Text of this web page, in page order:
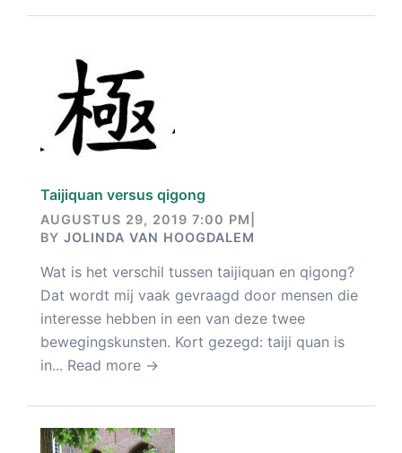
Taijiquan versus qigong
AUGUSTUS 29, 2019 7:00 PM
BY JOLINDA VAN HOOGDALEM
Wat is het verschil tussen taijiquan en qigong?
Dat wordt mij vaak gevraagd door mensen die
interesse hebben in een van deze twee
bewegingskunsten. Kort gezegd: taiji quan is
in... Read more →